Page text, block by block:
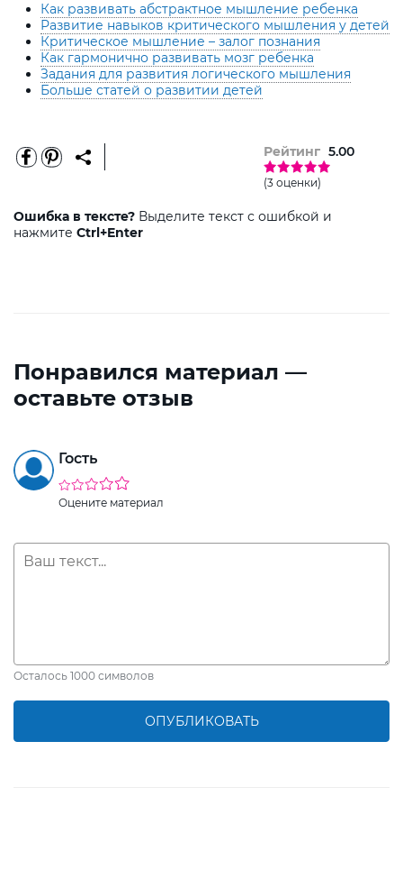
Как развивать абстрактное мышление ребенка
Развитие навыков критического мышления у детей
Критическое мышление – залог познания
Как гармонично развивать мозг ребенка
Задания для развития логического мышления
Больше статей о развитии детей
Рейтинг 5.00
(3 оценки)
Ошибка в тексте? Выделите текст с ошибкой и
нажмите Ctrl+Enter
Понравился материал —
оставьте отзыв
Гость
Оцените материал
Осталось 1000 символов
ОПУБЛИКОВАТЬ